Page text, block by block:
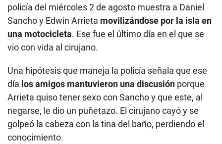
policía del miércoles 2 de agosto muestra a Daniel
Sancho y Edwin Arrieta movilizándose por la isla en
una motocicleta. Ese fue el último día en el que se
vio con vida al cirujano.
Una hipótesis que maneja la policía señala que ese
día los amigos mantuvieron una discusión porque
Arrieta quiso tener sexo con Sancho y que este, al
negarse, le dio un puñetazo. El cirujano cayó y se
golpeó la cabeza con la tina del baño, perdiendo el
conocimiento.